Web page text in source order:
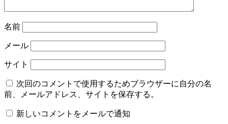
名前
メール
サイト
次回のコメントで使用するためブラウザーに自分の名
前、メールアドレス、サイトを保存する。
新しいコメントをメールで通知